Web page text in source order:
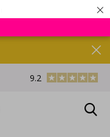
×
Kostenloser
9.2